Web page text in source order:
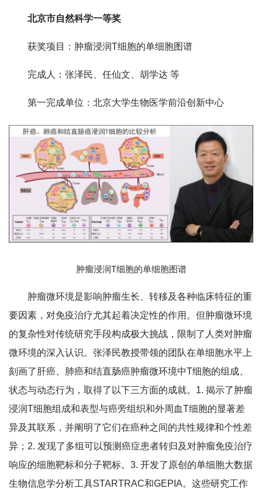
北京市自然科学一等奖
获奖项目：肿瘤浸润T细胞的单细胞图谱
完成人：张泽民、任仙文、胡学达 等
第一完成单位：北京大学生物医学前沿创新中心
肿瘤浸润T细胞的单细胞图谱
肿瘤微环境是影响肿瘤生长、转移及各种临床特征的重
要因素，对免疫治疗尤其起着决定性的作用。但肿瘤微环境
的复杂性对传统研究手段构成极大挑战，限制了人类对肿瘤
微环境的深入认识。张泽民教授带领的团队在单细胞水平上
刻画了肝癌、肺癌和结直肠癌肿瘤微环境中T细胞的组成、
状态与动态行为，取得了以下三方面的成就。1. 揭示了肿瘤
浸润T细胞组成和表型与癌旁组织和外周血T细胞的显著差
异及其联系，并阐明了它们在癌种之间的共性规律和个性差
异；2. 发现了多组可以预测癌症患者转归及对肿瘤免疫治疗
响应的细胞靶标和分子靶标。3. 开发了原创的单细胞大数据
生物信息学分析工具STARTRAC和GEPIA。这些研究工作